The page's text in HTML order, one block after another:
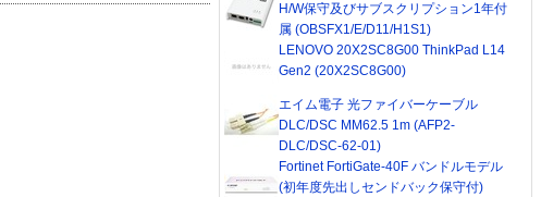
H/W保守及びサブスクリプション1年付
属 (OBSFX1/E/D11/H1S1)
LENOVO 20X2SC8G00 ThinkPad L14
Gen2 (20X2SC8G00)
エイム電子 光ファイバーケーブル
DLC/DSC MM62.5 1m (AFP2-
DLC/DSC-62-01)
Fortinet FortiGate-40F バンドルモデル
(初年度先出しセンドバック保守付)